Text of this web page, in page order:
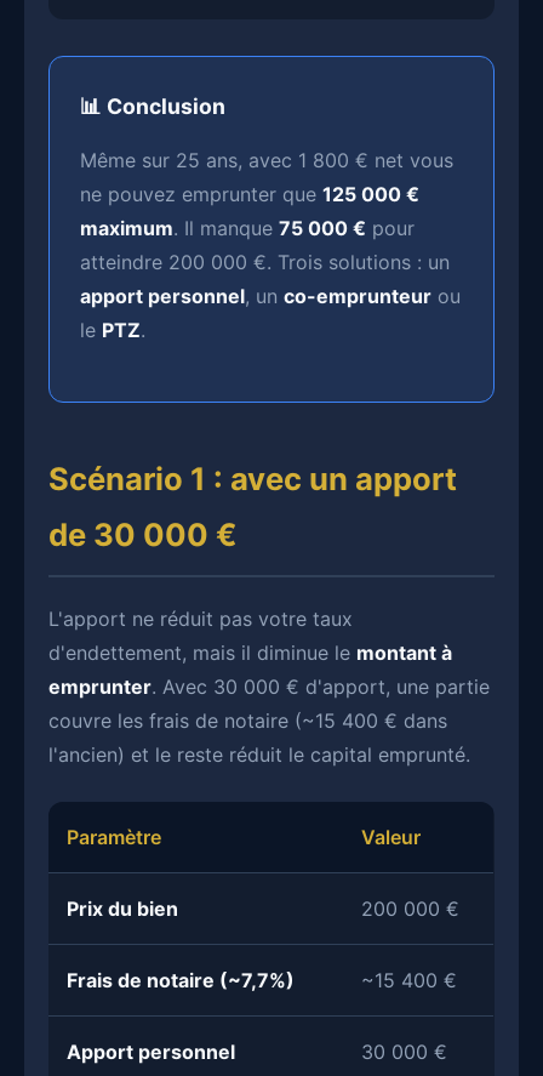
📊 Conclusion
Même sur 25 ans, avec 1 800 € net vous
ne pouvez emprunter que 125 000 €
maximum. Il manque 75 000 € pour
atteindre 200 000 €. Trois solutions : un
apport personnel, un co-emprunteur ou
le PTZ.
Scénario 1 : avec un apport
de 30 000 €
L'apport ne réduit pas votre taux
d'endettement, mais il diminue le montant à
emprunter. Avec 30 000 € d'apport, une partie
couvre les frais de notaire (~15 400 € dans
l'ancien) et le reste réduit le capital emprunté.
Paramètre Valeur
Prix du bien 200 000 €
Frais de notaire (~7,7%) ~15 400 €
Apport personnel 30 000 €